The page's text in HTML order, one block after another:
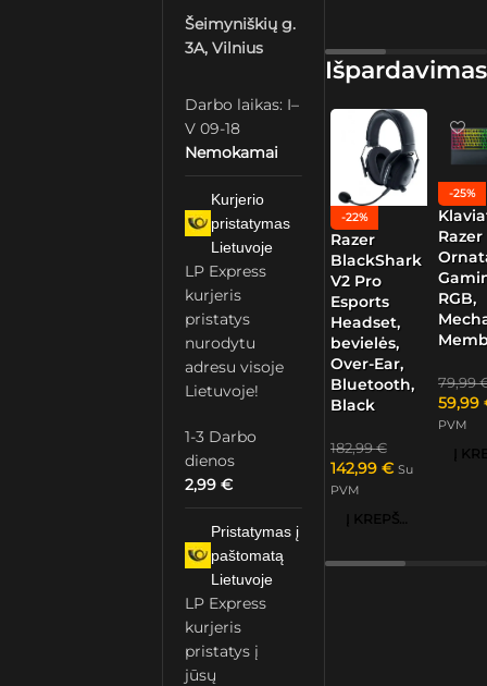
Šeimyniškių g.
3A, Vilnius
Darbo laikas: I–
V 09-18
Nemokamai
Kurjerio
pristatymas
Lietuvoje
LP Express
kurjeris
pristatys
nurodytu
adresu visoje
Lietuvoje!
1-3 Darbo
dienos
2,99€
Pristatymas į
paštomatą
Lietuvoje
LP Express
kurjeris
pristatys į
jūsų
Išpardavimas
-22%
Razer
BlackShark
V2 Pro
Esports
Headset,
bevielės,
Over-Ear,
Bluetooth,
Black
182,99€
142,99 € Su
PVM
Į KREPŠELĮ
-25%
Razer
RGB,
79,99
59,99
PVM